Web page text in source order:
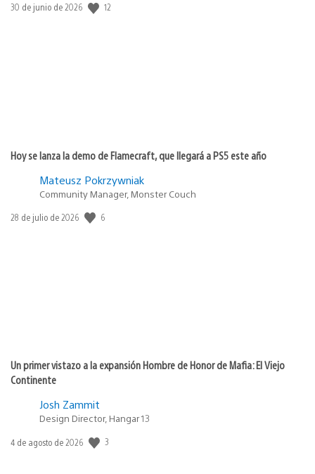
Fecha
30 de junio de 2026 12
Hoy se lanza la demo de Flamecraft, que llegará a PS5 este año
Mateusz Pokrzywniak
Community Manager, Monster Couch
Fecha
28 de julio de 2026 6
Un primer vistazo a la expansión Hombre de Honor de Mafia: El Viejo
Continente
Josh Zammit
Design Director, Hangar 13
Fecha
4 de agosto de 2026 3